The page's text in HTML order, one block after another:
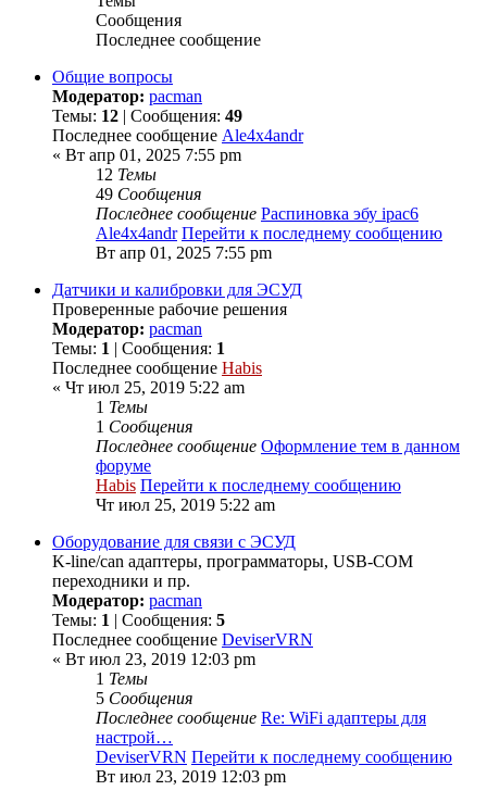
Сообщения
Последнее сообщение
Общие вопросы
Модератор: pacman
Темы: 12 | Сообщения: 49
Последнее сообщение Ale4x4andr
« Вт апр 01, 2025 7:55 pm
12 Темы
49 Сообщения
Последнее сообщение Распиновка эбу ipac6
Ale4x4andr Перейти к последнему сообщению
Вт апр 01, 2025 7:55 pm
Датчики и калибровки для ЭСУД
Проверенные рабочие решения
Модератор: pacman
Темы: 1 | Сообщения: 1
Последнее сообщение Habis
« Чт июл 25, 2019 5:22 am
1 Темы
1 Сообщения
Последнее сообщение Оформление тем в данном
форуме
Habis Перейти к последнему сообщению
Чт июл 25, 2019 5:22 am
Оборудование для связи с ЭСУД
K-line/can адаптеры, программаторы, USB-COM
переходники и пр.
Модератор: pacman
Темы: 1 | Сообщения: 5
Последнее сообщение DeviserVRN
« Вт июл 23, 2019 12:03 pm
1 Темы
5 Сообщения
Последнее сообщение Re: WiFi адаптеры для
настрой…
DeviserVRN Перейти к последнему сообщению
Вт июл 23, 2019 12:03 pm